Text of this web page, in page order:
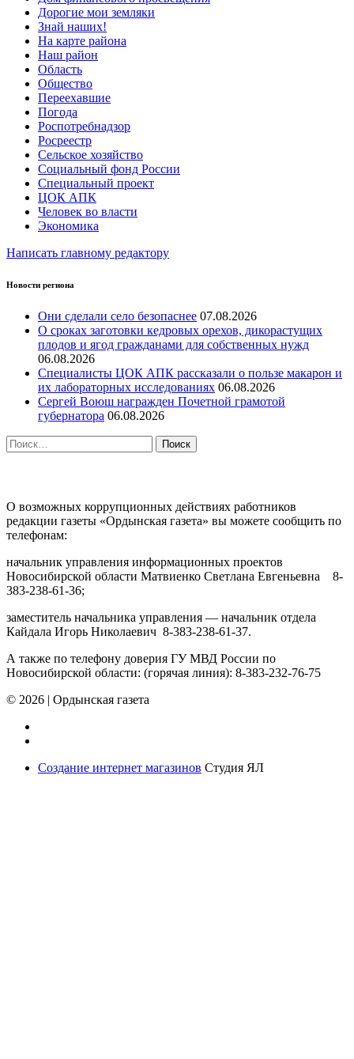
Дорогие мои земляки
Знай наших!
На карте района
Наш район
Область
Общество
Переехавшие
Погода
Роспотребнадзор
Росреестр
Сельское хозяйство
Социальный фонд России
Специальный проект
ЦОК АПК
Человек во власти
Экономика
Написать главному редактору
Новости региона
Они сделали село безопаснее 07.08.2026
О сроках заготовки кедровых орехов, дикорастущих
плодов и ягод гражданами для собственных нужд
06.08.2026
Специалисты ЦОК АПК рассказали о пользе макарон и
их лабораторных исследованиях 06.08.2026
Сергей Воюш награжден Почетной грамотой
губернатора 06.08.2026
Найти:
О возможных коррупционных действиях работников
редакции газеты «Ордынская газета» вы можете сообщить по
телефонам:
начальник управления информационных проектов
Новосибирской области Матвиенко Светлана Евгеньевна 8-
383-238-61-36;
заместитель начальника управления — начальник отдела
Кайдала Игорь Николаевич 8-383-238-61-37.
А также по телефону доверия ГУ МВД России по
Новосибирской области: (горячая линия): 8-383-232-76-75
© 2026 | Ордынская газета
Создание интернет магазинов Студия ЯЛ